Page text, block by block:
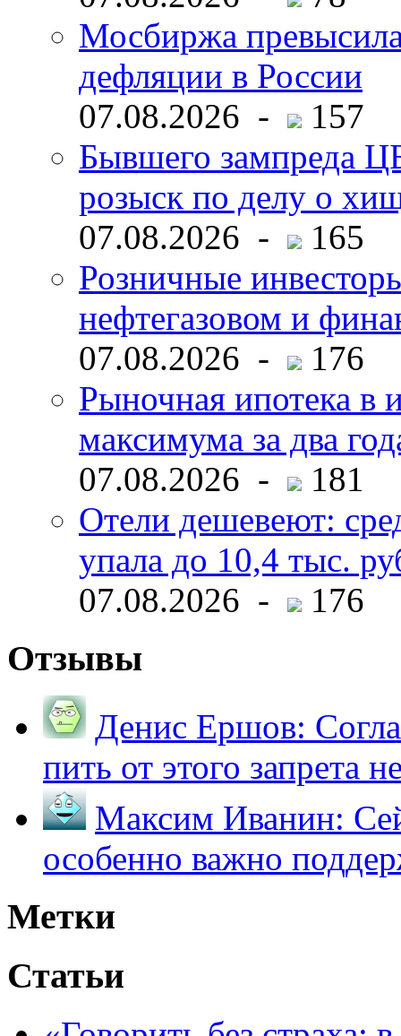
Мосбиржа
дефляции в России
07.08.2026 -
157
Бывшего зампреда
розыск по делу о
07.08.2026 -
165
Розничные
нефтегазовом и
07.08.2026 -
176
Рыночная ипотека в
максимума за два
07.08.2026 -
181
Отели дешевеют:
упала до 10,4 тыс.
07.08.2026 -
176
Отзывы
Денис Ершов:
пить от этого запрета
Максим Иванин:
особенно важно
Метки
Статьи